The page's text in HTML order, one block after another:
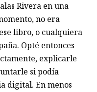
Rivera en una
no era
libro, o cualquiera
Opté entonces
explicarle
si podía
digital. En menos